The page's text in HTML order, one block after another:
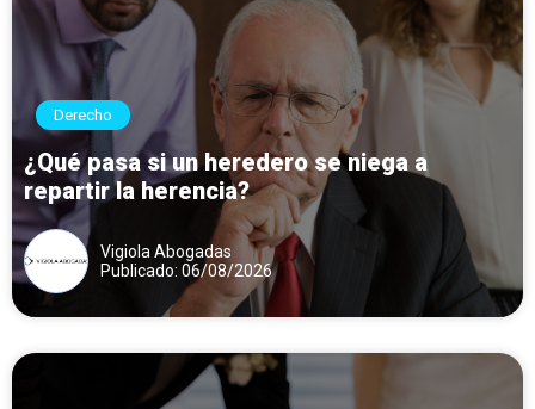
Derecho
¿Qué pasa si un heredero se niega a
repartir la herencia?
Vigiola Abogadas
Publicado: 06/08/2026